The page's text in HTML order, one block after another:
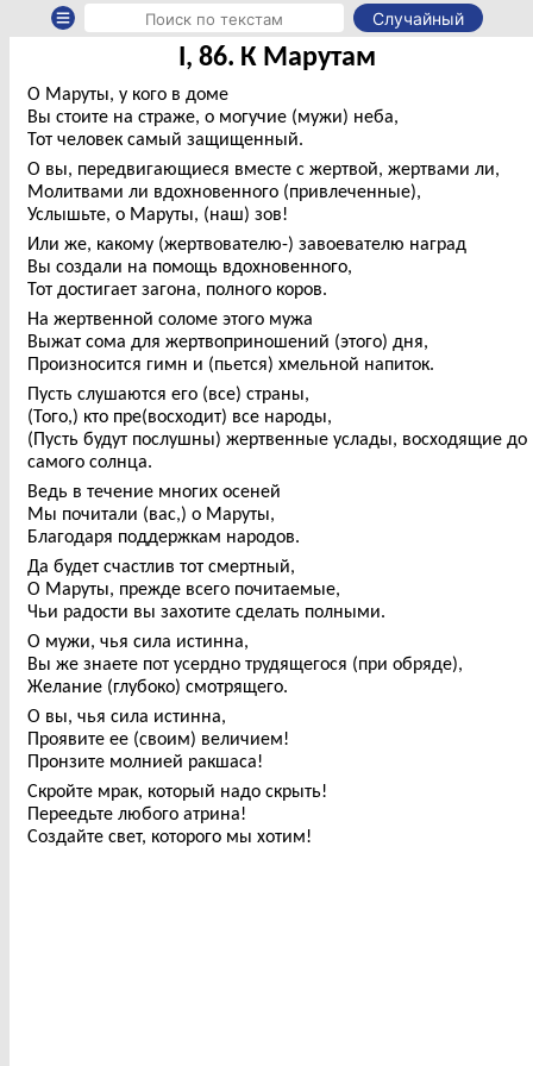
Случайный
I, 86. К Марутам
О Маруты, у кого в доме
Вы стоите на страже, о могучие (мужи) неба,
Тот человек самый защищенный.
О вы, передвигающиеся вместе с жертвой, жертвами ли,
Молитвами ли вдохновенного (привлеченные),
Услышьте, о Маруты, (наш) зов!
Или же, какому (жертвователю-) завоевателю наград
Вы создали на помощь вдохновенного,
Тот достигает загона, полного коров.
На жертвенной соломе этого мужа
Выжат сома для жертвоприношений (этого) дня,
Произносится гимн и (пьется) хмельной напиток.
Пусть слушаются его (все) страны,
(Того,) кто пре(восходит) все народы,
(Пусть будут послушны) жертвенные услады, восходящие до
самого солнца.
Ведь в течение многих осеней
Мы почитали (вас,) о Маруты,
Благодаря поддержкам народов.
Да будет счастлив тот смертный,
О Маруты, прежде всего почитаемые,
Чьи радости вы захотите сделать полными.
О мужи, чья сила истинна,
Вы же знаете пот усердно трудящегося (при обряде),
Желание (глубоко) смотрящего.
О вы, чья сила истинна,
Проявите ее (своим) величием!
Пронзите молнией ракшаса!
Скройте мрак, который надо скрыть!
Переедьте любого атрина!
Создайте свет, которого мы хотим!